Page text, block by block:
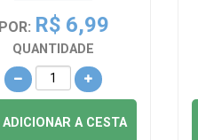
POR: R$ 6,99
QUANTIDADE
ADICIONAR A CESTA